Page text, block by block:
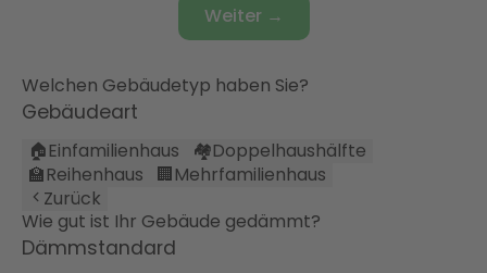
Weiter →
Welchen Gebäudetyp haben Sie?
Gebäudeart
🏠Einfamilienhaus 🏘️Doppelhaushälfte
🏫Reihenhaus 🏢Mehrfamilienhaus
Zurück
Wie gut ist Ihr Gebäude gedämmt?
Dämmstandard